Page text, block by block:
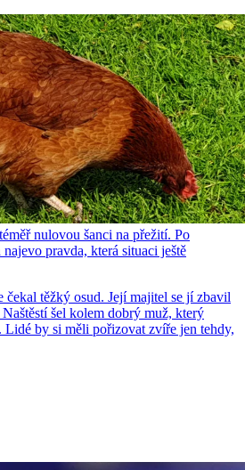
nulovou šanci na přežití. Po
pravda, která situaci ještě
čekal těžký osud. Její majitel se jí zbavil
šel kolem dobrý muž, který
Lidé by si měli pořizovat zvíře jen tehdy,